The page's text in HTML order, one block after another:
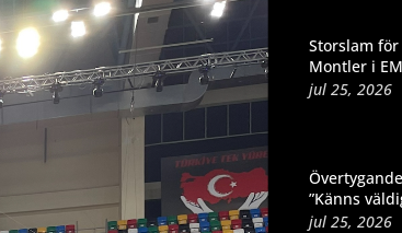
Storslam för
Montler i
jul 25, 2026
”Känns
jul 25, 2026